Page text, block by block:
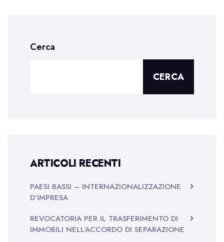
Cerca
CERCA
ARTICOLI RECENTI
PAESI BASSI – INTERNAZIONALIZZAZIONE
D’IMPRESA
REVOCATORIA PER IL TRASFERIMENTO DI
IMMOBILI NELL’ACCORDO DI SEPARAZIONE